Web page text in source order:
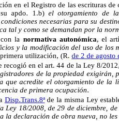
en el Registro de las escrituras
apdo. 1.b) el otorgamiento de
necesarias para su
tal y como se demandan por la
la normativa autonómica, el
y la modificación del uso de los
utilización, (R. de 2 de agosto
recogió en el art. 44 de la Ley 8/
de la propiedad exigirán,
que acredite el otorgamiento de
de primera ocupación.
Disp.Trans.8ªde la misma Ley
Ley 18/2008, de 29 de diciembre,
la declaración de obra nueva, no